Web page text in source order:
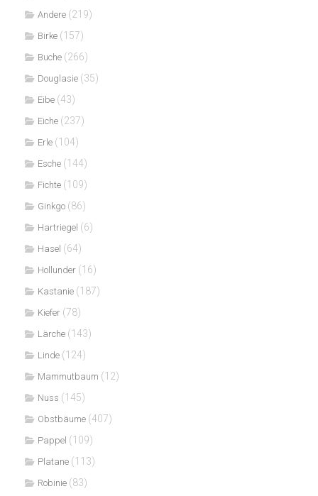
Andere (219)
Birke (157)
Buche (266)
Douglasie (35)
Eibe (43)
Eiche (237)
Erle (104)
Esche (144)
Fichte (109)
Ginkgo (86)
Hartriegel (6)
Hasel (64)
Hollunder (16)
Kastanie (187)
Kiefer (78)
Lärche (143)
Linde (124)
Mammutbaum (12)
Nuss (145)
Obstbäume (407)
Pappel (109)
Platane (113)
Robinie (83)